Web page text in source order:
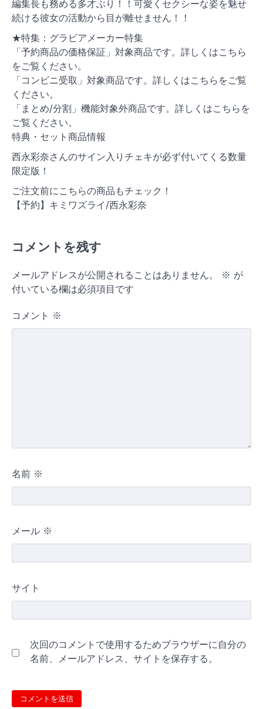
編集長も務める多才ぶり！！可愛くセクシーな姿を魅せ
続ける彼女の活動から目が離せません！！
★特集：グラビアメーカー特集
「予約商品の価格保証」対象商品です。詳しくはこちら
をご覧ください。
「コンビニ受取」対象商品です。詳しくはこちらをご覧
ください。
「まとめ/分割」機能対象外商品です。詳しくはこちらを
ご覧ください。
特典・セット商品情報
西永彩奈さんのサイン入りチェキが必ず付いてくる数量
限定版！
ご注文前にこちらの商品もチェック！
【予約】キミワズライ/西永彩奈
コメントを残す
メールアドレスが公開されることはありません。 ※ が
付いている欄は必須項目です
コメント ※
名前 ※
メール ※
サイト
次回のコメントで使用するためブラウザーに自分の
名前、メールアドレス、サイトを保存する。